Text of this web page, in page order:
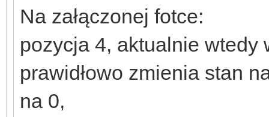
Na załączonej fotce:
pozycja 4, aktualnie wtedy
prawidłowo zmienia stan
na 0,